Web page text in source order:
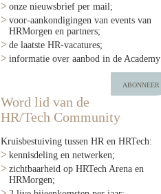
onze nieuwsbrief per mail;
voor-aankondigingen van events van
HRMorgen en partners;
de laatste HR-vacatures;
informatie over aanbod in de Academy
abonneer
Word lid van de
HR/Tech Community
Kruisbestuiving tussen HR en HRTech:
kennisdeling en netwerken;
zichtbaarheid op HRTech Arena en
HRMorgen;